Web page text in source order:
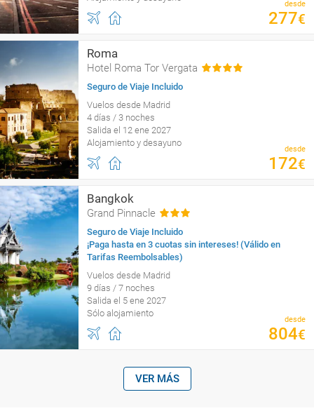
desde
277€
Roma
Hotel Roma Tor Vergata
Seguro de Viaje Incluido
Vuelos desde Madrid
4 días / 3 noches
Salida el 12 ene 2027
Alojamiento y desayuno
desde
172€
Bangkok
Grand Pinnacle
Seguro de Viaje Incluido
¡Paga hasta en 3 cuotas sin intereses! (Válido en
Tarifas Reembolsables)
Vuelos desde Madrid
9 días / 7 noches
Salida el 5 ene 2027
Sólo alojamiento
desde
804€
VER MÁS